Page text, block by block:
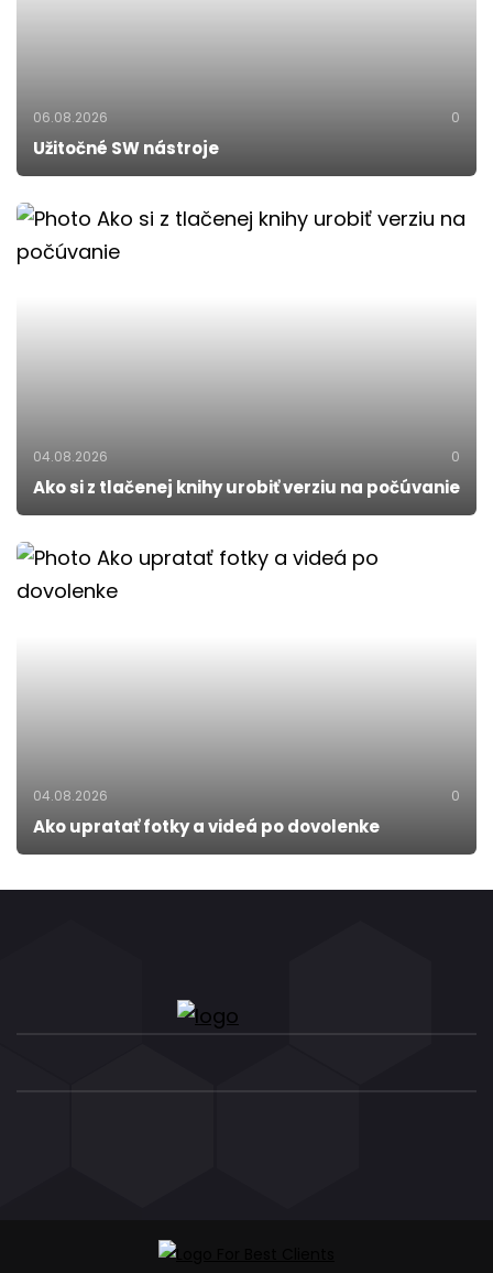
06.08.2026 0
Užitočné SW nástroje
04.08.2026 0
Ako si z tlačenej knihy urobiť verziu na počúvanie
04.08.2026 0
Ako upratať fotky a videá po dovolenke